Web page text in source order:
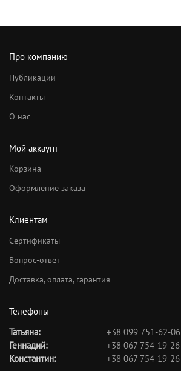
Про компанию
Публикации
Контакты
О нас
Мой аккаунт
Корзина
Оформление заказа
Клиентам
Сертификаты
Вопрос-ответ
Доставка, оплата, гарантия
Телефоны
Татьяна:
+38 099 751-62-06
Геннадий:
+38 067 754-19-26
Константин:
+38 067 754-19-26